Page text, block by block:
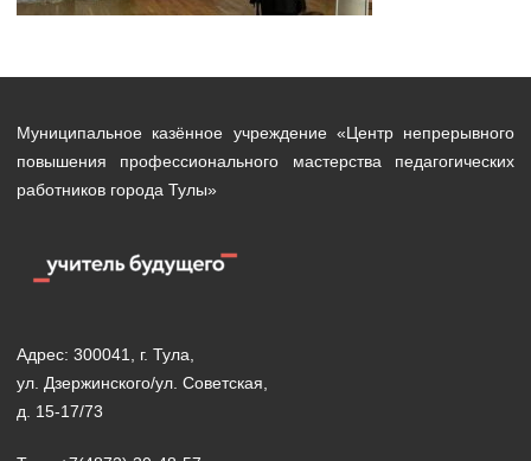
Муниципальное казённое учреждение «Центр непрерывного
повышения профессионального мастерства педагогических
работников города Тулы»
Адрес: 300041, г. Тула,
ул. Дзержинского/ул. Советская,
д. 15-17/73